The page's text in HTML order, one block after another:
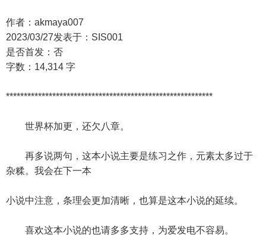
作者：akmaya007
2023/03/27发表于：SIS001
是否首发：否
字数：14,314 字
**********************************************************
世界杯加更，还欠八章。
再多说两句，这本小说主要是练习之作，元素太多过于
杂糅。我会在下一本
小说中注意，条理会更加清晰，也算是这本小说的延续。
喜欢这本小说的也请多多支持，为爱发电不容易。